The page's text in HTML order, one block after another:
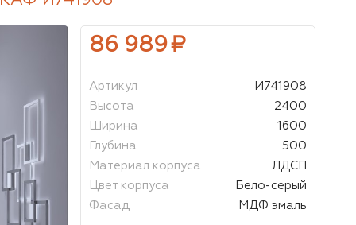
86 989₽
Артикул
И741908
Высота
2400
Ширина
1600
Глубина
500
Материал корпуса
ЛДСП
Цвет корпуса
Бело-серый
Фасад
МДФ эмаль